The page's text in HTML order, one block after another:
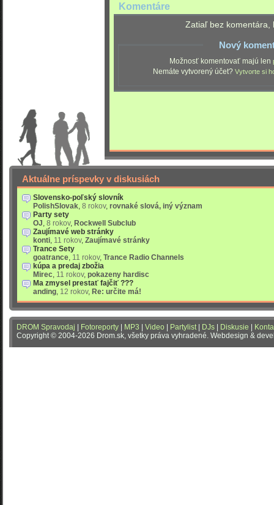
Komentáre
Zatiaľ bez komentára,
Nový
Možnosť komentovať majú len
Nemáte vytvorený účet? Vytvorte si
Aktuálne príspevky v diskusiách
Slovensko-poľský slovník
PolishSlovak, 8 rokov, rovnaké slová, iný význam
Party sety
OJ, 8 rokov, Rockwell Subclub
Zaujímavé web stránky
konti, 11 rokov, Zaujímavé stránky
Trance Sety
goatrance, 11 rokov, Trance Radio Channels
kúpa a predaj zbožia
Mirec, 11 rokov, pokazeny hardisc
Ma zmysel prestať fajčiť ???
anding, 12 rokov, Re: určite má!
DROM Spravodaj Fotoreporty MP3 Video Partylist| DJs Diskusie
Copyright © 2004-2026 Drom.sk, všetky práva vyhradené. Webdesign &